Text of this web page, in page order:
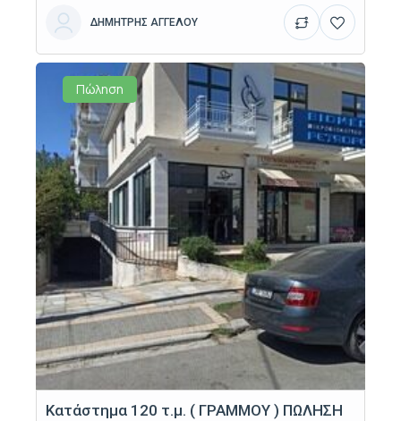
ΔΗΜΗΤΡΗΣ ΑΓΓΕΛΟΥ
Πώληση
Κατάστημα 120 τ.μ. ( ΓΡΑΜΜΟΥ ) ΠΩΛΗΣΗ